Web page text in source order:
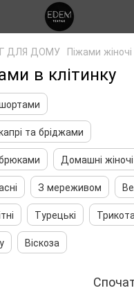
ДЛЯ ДОМУ Піжами жіночі
в клітинку
та бріджами
Домашні
З мереживом
Турецькі
Віскоза